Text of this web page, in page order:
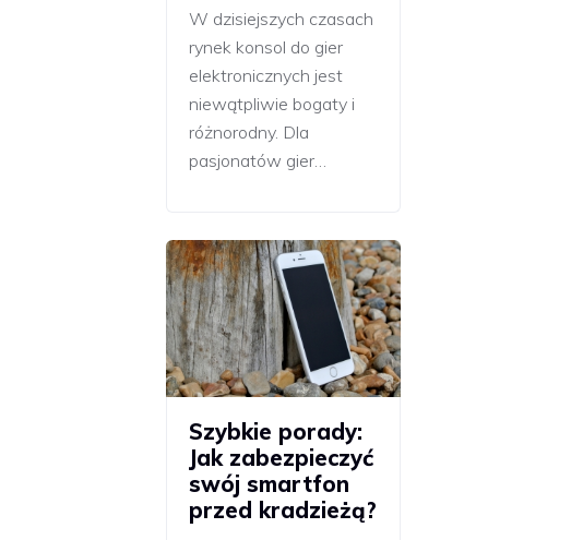
W dzisiejszych czasach
rynek konsol do gier
elektronicznych jest
niewątpliwie bogaty i
różnorodny. Dla
pasjonatów gier…
Szybkie porady:
Jak zabezpieczyć
swój smartfon
przed kradzieżą?